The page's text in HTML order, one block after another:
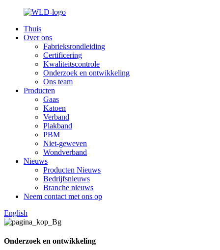
Thuis
Over ons
Fabrieksrondleiding
Certificering
Kwaliteitscontrole
Onderzoek en ontwikkeling
Ons team
Producten
Gaas
Katoen
Verband
Plakband
PBM
Niet-geweven
Wondverband
Nieuws
Producten Nieuws
Bedrijfsnieuws
Branche nieuws
Neem contact met ons op
English
Onderzoek en ontwikkeling